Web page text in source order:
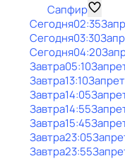
Сапфир
Сегодня02:35
Сегодня03:30
Сегодня04:20
Завтра05:10
Завтра13:10
Завтра14:05
Завтра14:55
Завтра15:45
Завтра23:05
Завтра23:55